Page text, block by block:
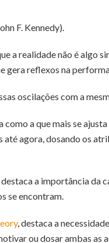
F. Kennedy).
a realidade não é algo
gera reflexos na
oscilações com a
a que mais se
agora, dosando os
a importância da
se encontram.
, destaca a
ou dosar ambas as